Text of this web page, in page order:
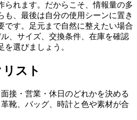
られます。だからこそ、情報量の多
も、最後は自分の使用シーンに置き
です。足元まで自然に整えたい場合
、サイズ、交換条件、在庫を確認
を選びましょう。
スト
接・営業・休日のどれかを決める
靴、バッグ、時計と色や素材が合